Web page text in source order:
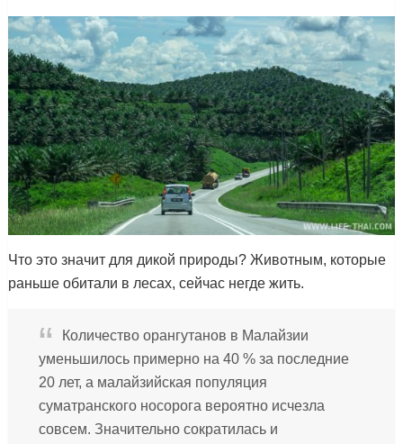
Что это значит для дикой природы? Животным, которые
раньше обитали в лесах, сейчас негде жить.
Количество орангутанов в Малайзии
уменьшилось примерно на 40 % за последние
20 лет, а малайзийская популяция
суматранского носорога вероятно исчезла
совсем. Значительно сократилась и